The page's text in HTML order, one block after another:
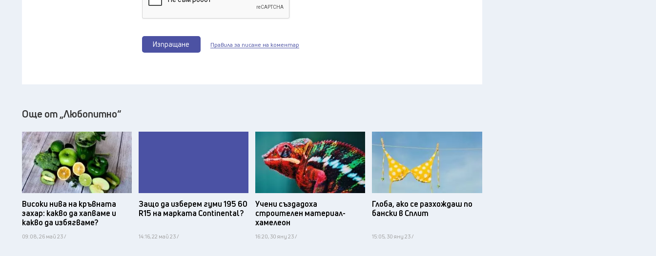
Изпращане Правила за писане на коментар
Още от „Любопитно“
Високи нива на кръвната
захар: какво да хапваме и
какво да избягваме?
09:08, 26 май 23 /
Защо да изберем гуми 195 60
R15 на марката Continental?
14:16, 22 май 23 /
Учени създадоха
строителен материал-
хамелеон
16:20, 30 яну 23 /
Глоба, ако се разхождаш по
бански в Сплит
15:05, 30 яну 23 /